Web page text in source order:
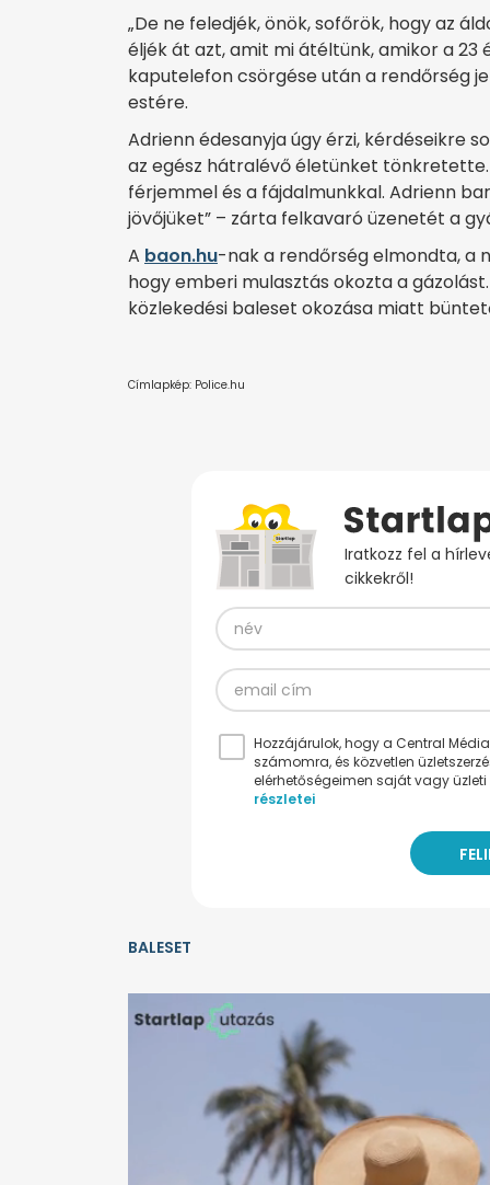
„De ne feledjék, önök, sofőrök, hogy az
éljék át azt, amit mi átéltünk, amikor a
kaputelefon csörgése után a rendőrség
estére.
Adrienn édesanyja úgy érzi, kérdéseikre
az egész hátralévő életünket
férjemmel és a fájdalmunkkal. Adrienn
jövőjüket” – zárta felkavaró üzenetét a
A baon.hu-nak a rendőrség elmondta, a
hogy emberi mulasztás okozta a
közlekedési baleset okozása miatt
Címlapkép: Police.hu
Iratkozz fel a
cikkekről!
Hozzájárulok, hogy a Central
számomra, és közvetlen
elérhetőségeimen saját vagy
részletei
BALESET